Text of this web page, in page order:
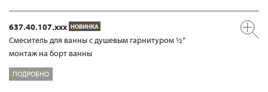
637.40.107.xxx НОВИНКА
Смеситель для ванны с душевым гарнитуром ½“
монтаж на борт ванны
ПОДРОБНО